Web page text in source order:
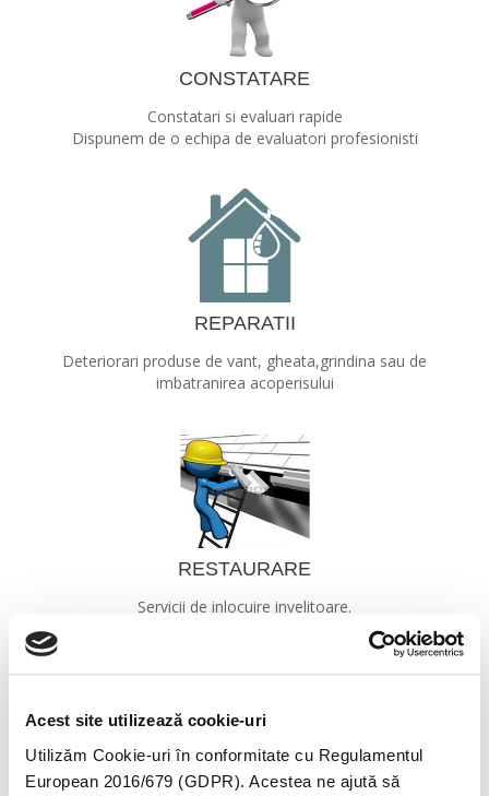
Acest site utilizează cookie-uri
Utilizăm Cookie-uri în conformitate cu Regulamentul
European 2016/679 (GDPR). Acestea ne ajută să
CONSTATARE
Constatari si evaluari rapide
Dispunem de o echipa de evaluatori profesionisti
REPARATII
Deteriorari produse de vant, gheata,grindina sau de
imbatranirea acoperisului
RESTAURARE
Servicii de inlocuire invelitoare.
Servicii de restaurare a cladirilor de patrimoniu.